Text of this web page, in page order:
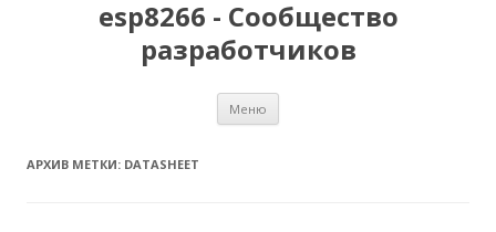
esp8266 - Сообщество
разработчиков
Меню
АРХИВ МЕТКИ: DATASHEET